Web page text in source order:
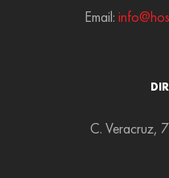
Email:
C. Veracruz,